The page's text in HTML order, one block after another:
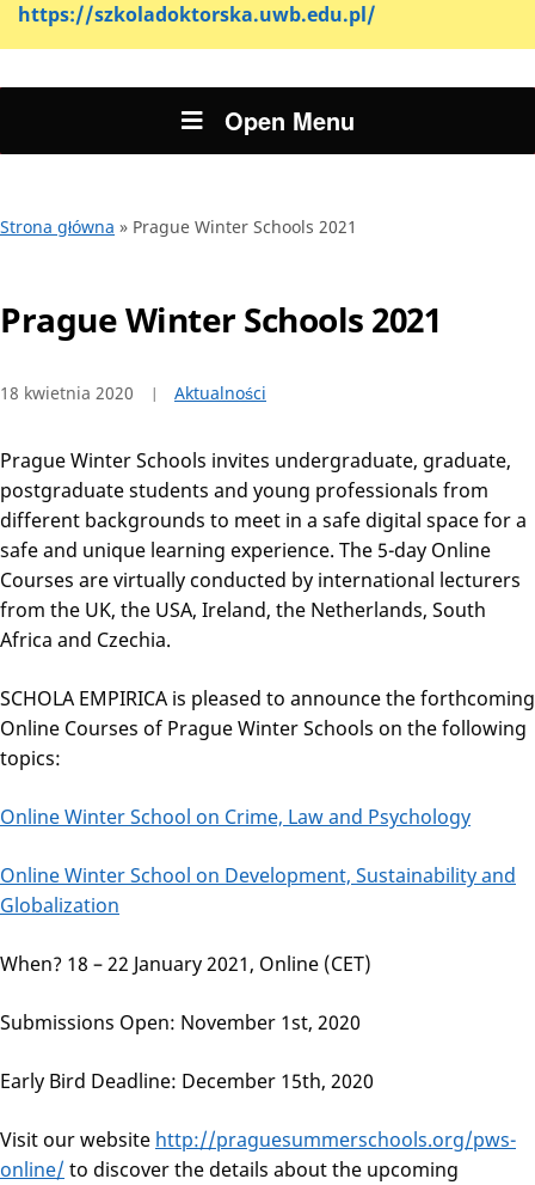
https://szkoladoktorska.uwb.edu.pl/
Open Menu
Strona główna » Prague Winter Schools 2021
Prague Winter Schools 2021
18 kwietnia 2020 Aktualności
Prague Winter Schools invites undergraduate, graduate,
postgraduate students and young professionals from
different backgrounds to meet in a safe digital space for a
safe and unique learning experience. The 5-day Online
Courses are virtually conducted by international lecturers
from the UK, the USA, Ireland, the Netherlands, South
Africa and Czechia.
SCHOLA EMPIRICA is pleased to announce the forthcoming
Online Courses of Prague Winter Schools on the following
topics:
Online Winter School on Crime, Law and Psychology
Online Winter School on Development, Sustainability and
Globalization
When? 18 – 22 January 2021, Online (CET)
Submissions Open: November 1st, 2020
Early Bird Deadline: December 15th, 2020
Visit our website http://praguesummerschools.org/pws-
online/ to discover the details about the upcoming